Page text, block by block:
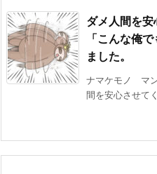
ダメ人間を
「こんな俺
ました。
ナマケモノ マ
間を安心させて